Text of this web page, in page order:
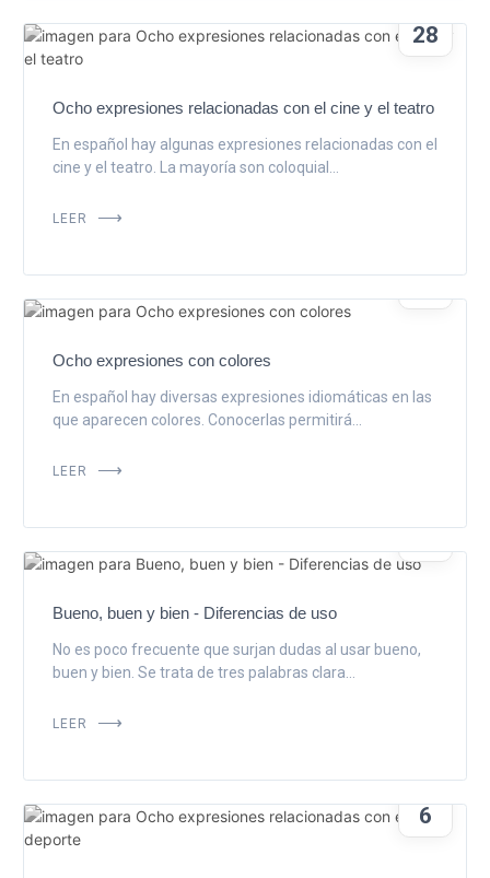
28
Ocho expresiones relacionadas con el cine y el teatro
En español hay algunas expresiones relacionadas con el
cine y el teatro. La mayoría son coloquial...
LEER
Ocho expresiones con colores
En español hay diversas expresiones idiomáticas en las
que aparecen colores. Conocerlas permitirá...
LEER
Bueno, buen y bien - Diferencias de uso
No es poco frecuente que surjan dudas al usar bueno,
buen y bien. Se trata de tres palabras clara...
LEER
6